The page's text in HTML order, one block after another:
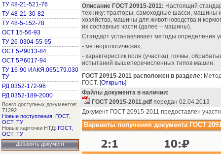
ТУ 48-21-521-76
ТУ 48-21-30-82
ТУ 48-5-152-78
ОСТ 15-56-93
ТУ 26-0304-55-95
ОСТ 5Р.9013-84
ОСТ 5Р.6017-94
ТУ 16-90 ИАКЯ.065179.030
ТУ
РД 0352-172-96
РД 0352-189-2000
Всего доступных документов:
71292
Новые поступления: ГОСТ,
ОСТ, ТУ
Новые карточки НТД: ГОСТ,
ОСТ, ТУ
Добавить документ
Описание ГОСТ 20915-2011: Настоящий
технику: тракторы, самоходные шасси, машины
хозяйства, машины для животноводства и
их составные части (далее – машины).
Стандарт устанавливает методы определения
- метеорологических,
- характеристик поля (участка), почвы,
испытаний вышеперечисленных типов машин.
ГОСТ 20915-2011 расположен в разделе:
ГОСТ. [Открыть]
Файлы документа в наличии:
ГОСТ 20915-2011.pdf передан 02.04.2013
Документ ГОСТ 20915-2011 предоставлен
Варианты получения документа ГОСТ